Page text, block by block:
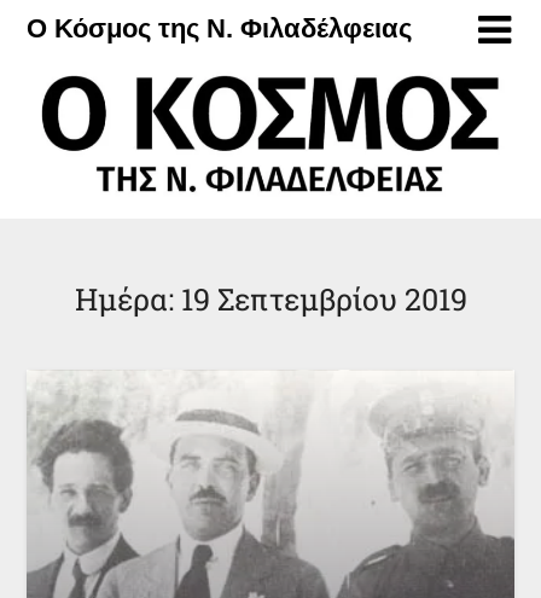
Μετάβαση
περιεχόμενο
Ο Κόσμος της Ν. Φιλαδέλφειας
Ημέρα: 19 Σεπτεμβρίου 2019